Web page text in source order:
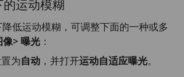
的运动模糊
低运动模糊，可调整下面的一种或多
像> 曝光 ：
为自动 ，并打开运动自适应曝光。